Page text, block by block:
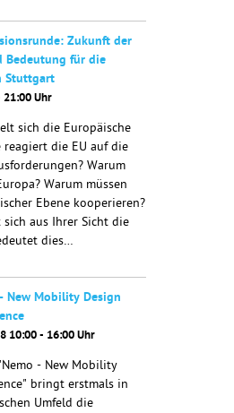
Zukunft der
Bedeutung für die
Stuttgart
21:00 Uhr
sich die Europäische
die EU auf die
Warum
Warum müssen
Ebene kooperieren?
aus Ihrer Sicht die
dies…
- New Mobility Design
10:00 - 16:00 Uhr
- New Mobility
bringt erstmals in
Umfeld die